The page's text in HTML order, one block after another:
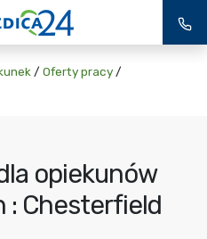
/ Oferty pracy /
opiekunów
: Chesterfield